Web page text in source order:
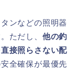
ンなどの照明器
ただし、 他の釣
接照らさない配
全確保が最優先